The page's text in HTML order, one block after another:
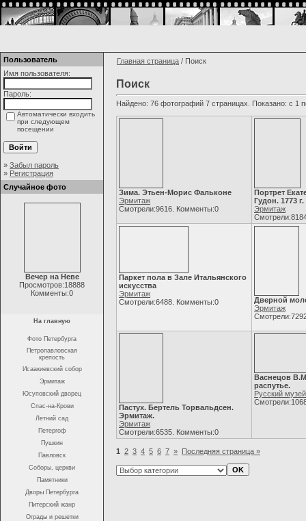
Пользователь
Имя пользователя:
Пароль:
Автоматически входить
при следующем
посещении
» Забыл пароль
» Регистрация
Случайное фото
Вечер на Неве
Просмотров:18888
Комменты:0
На главную
Фото Петербурга
Петропавловская
крепость
Исаакиевский собор
Эрмитаж
Юсуповский дворец
Спас-на-Крови
Летний сад
Петергоф
Пушкин
Павловск
Соборы, церкви
Памятники
Дворы Петербурга
Питерский жанр
Ограды и решетки
Главная страница / Поиск
Поиск
Найдено: 76 фотографий 7 страницах. Показано: с 1
Зима. Этьен-Морис Фальконе
Эрмитаж
Смотрели:9616. Комменты:0
Портрет
Гудон. 1773 г.
Эрмитаж
Паркет пола в Зале Итальянского
искусства
Эрмитаж
Смотрели:6488. Комменты:0
Дверной
Эрмитаж
Пастух. Бертель Торвальдсен.
Эрмитаж.
Эрмитаж
Смотрели:6535. Комменты:0
Васнецов
распутье.
Русский музей
1 2 3 4 5 6 7 » Последняя страница »